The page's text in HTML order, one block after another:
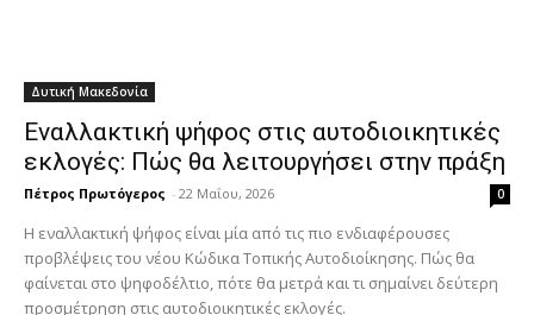
Δυτική Μακεδονία
Εναλλακτική ψήφος στις αυτοδιοικητικές
εκλογές: Πώς θα λειτουργήσει στην πράξη
Πέτρος Πρωτόγερος - 22 Μαΐου, 2026 0
Η εναλλακτική ψήφος είναι μία από τις πιο ενδιαφέρουσες
προβλέψεις του νέου Κώδικα Τοπικής Αυτοδιοίκησης. Πώς θα
φαίνεται στο ψηφοδέλτιο, πότε θα μετρά και τι σημαίνει δεύτερη
προσμέτρηση στις αυτοδιοικητικές εκλογές.